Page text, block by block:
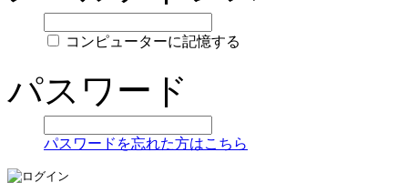
コンピューターに記憶する
パスワード
パスワードを忘れた方はこちら